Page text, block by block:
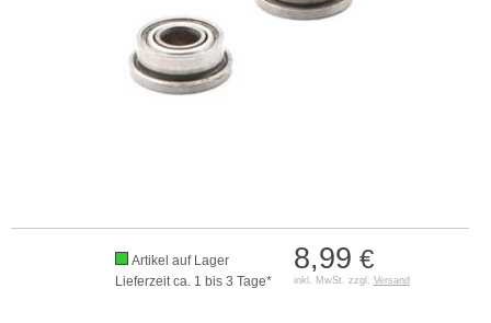
8,99 €
inkl. MwSt. zzgl. Versand
Artikel auf Lager
Lieferzeit ca. 1 bis 3 Tage*